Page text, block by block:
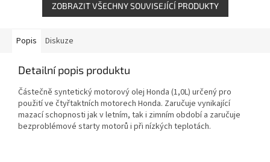
ZOBRAZIT VŠECHNY SOUVISEJÍCÍ PRODUKTY
Popis Diskuze
Detailní popis produktu
Částečně syntetický motorový olej Honda (1,0L) určený pro
použití ve čtyřtaktních motorech Honda. Zaručuje vynikající
mazací schopnosti jak v letním, tak i zimním období a zaručuje
bezproblémové starty motorů i při nízkých teplotách.